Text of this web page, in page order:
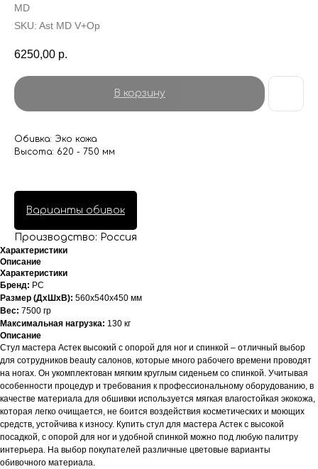
MD
SKU: Ast MD V+Op
6250,00 р.
В корзину
Обивка: Эко кожа
Высота: 620 - 750 мм
Варианты обивок
Производство: Россия
Характеристики
Описание
Характеристики
Бренд: PC
Размер (ДхШхВ): 560x540x450 мм
Вес: 7500 гр
Максимальная нагрузка: 130 кг
Описание
Стул мастера Астек высокий с опорой для ног и спинкой – отличный выбор
для сотрудников beauty салонов, которые много рабочего времени проводят
на ногах. Он укомплектован мягким круглым сиденьем со спинкой. Учитывая
особенности процедур и требования к профессиональному оборудованию, в
качестве материала для обшивки используется мягкая влагостойкая экокожа,
которая легко очищается, не боится воздействия косметических и моющих
средств, устойчива к износу. Купить стул для мастера Астек с высокой
посадкой, с опорой для ног и удобной спинкой можно под любую палитру
интерьера. На выбор покупателей различные цветовые варианты
обивочного материала.